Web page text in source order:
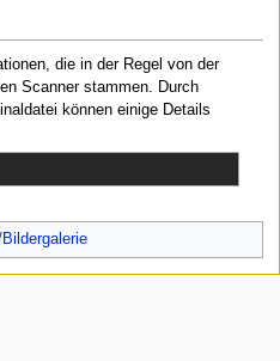
die in der Regel von der
Scanner stammen. Durch
können einige Details